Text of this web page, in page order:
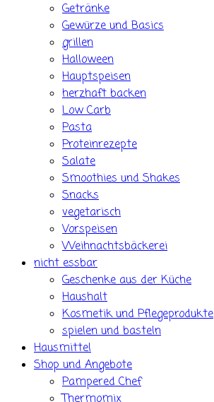
Getränke
Gewürze und Basics
grillen
Halloween
Hauptspeisen
herzhaft backen
Low Carb
Pasta
Proteinrezepte
Salate
Smoothies und Shakes
Snacks
vegetarisch
Vorspeisen
Weihnachtsbäckerei
nicht essbar
Geschenke aus der Küche
Haushalt
Kosmetik und Pflegeprodukte
spielen und basteln
Hausmittel
Shop und Angebote
Pampered Chef